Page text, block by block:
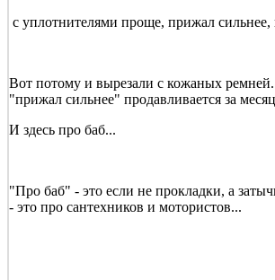
с уплотнителями проще, прижал сильнее,
Вот потому и вырезали с кожаных ремней.
"прижал сильнее" продавливается за
И здесь про баб...
"Про баб" - это если не прокладки, а
- это про сантехников и мотористов...